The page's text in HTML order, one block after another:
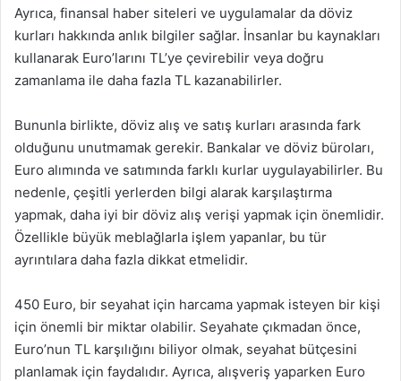
Ayrıca, finansal haber siteleri ve uygulamalar da döviz
kurları hakkında anlık bilgiler sağlar. İnsanlar bu kaynakları
kullanarak Euro’larını TL’ye çevirebilir veya doğru
zamanlama ile daha fazla TL kazanabilirler.
Bununla birlikte, döviz alış ve satış kurları arasında fark
olduğunu unutmamak gerekir. Bankalar ve döviz büroları,
Euro alımında ve satımında farklı kurlar uygulayabilirler. Bu
nedenle, çeşitli yerlerden bilgi alarak karşılaştırma
yapmak, daha iyi bir döviz alış verişi yapmak için önemlidir.
Özellikle büyük meblağlarla işlem yapanlar, bu tür
ayrıntılara daha fazla dikkat etmelidir.
450 Euro, bir seyahat için harcama yapmak isteyen bir kişi
için önemli bir miktar olabilir. Seyahate çıkmadan önce,
Euro’nun TL karşılığını biliyor olmak, seyahat bütçesini
planlamak için faydalıdır. Ayrıca, alışveriş yaparken Euro